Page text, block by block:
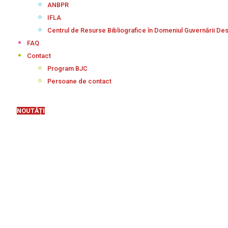
ANBPR
IFLA
Centrul de Resurse Bibliografice în Domeniul Guvernării
FAQ
Contact
Program BJC
Persoane de contact
NOUTĂȚI